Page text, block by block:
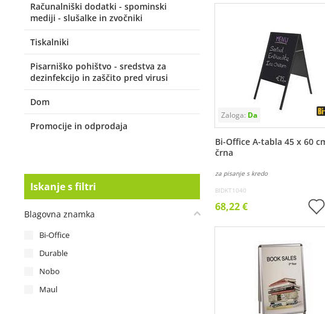
Računalniški dodatki - spominski
mediji - slušalke in zvočniki
Tiskalniki
Pisarniško pohištvo - sredstva za
dezinfekcijo in zaščito pred virusi
Dom
Promocije in odprodaja
Iskanje s filtri
Blagovna znamka
Bi-Office
Durable
Nobo
Maul
Bi-Office A-tabla 45 x 60
črna
za pisanje s kredo
BIDKT1040
68,22 €